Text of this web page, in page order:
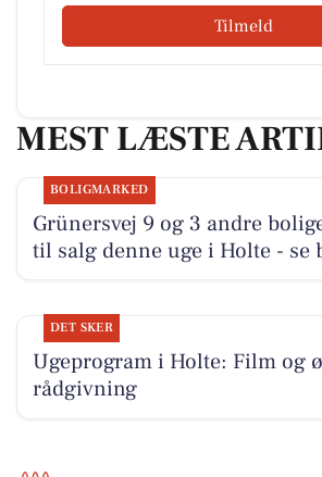
Tilmeld
MEST LÆSTE
BOLIGMARKED
Grünersvej 9 og 3 andre
til salg denne uge i Holte - se
DET SKER
Ugeprogram i Holte: Film og
rådgivning